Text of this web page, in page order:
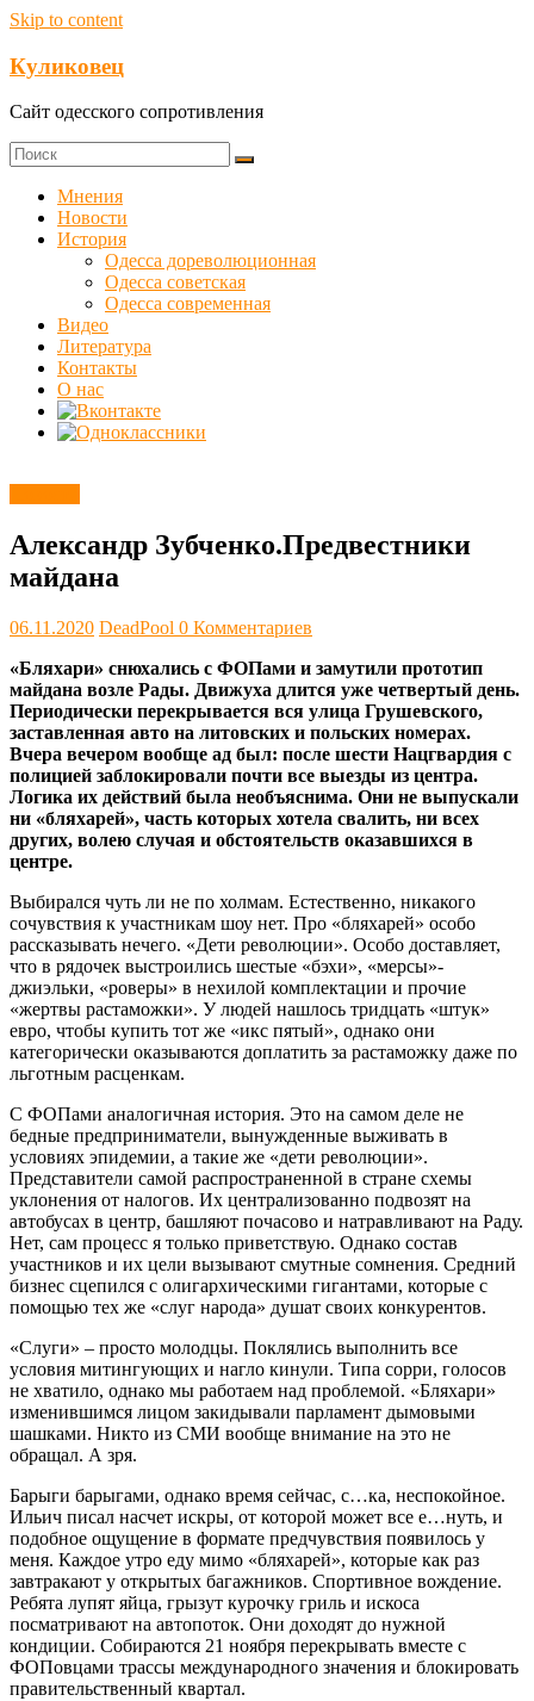
Skip to content
Куликовец
Сайт одесского сопротивления
Мнения
Новости
История
Одесса дореволюционная
Одесса советская
Одесса современная
Видео
Литература
Контакты
О нас
Александр Зубченко.Предвестники
майдана
06.11.2020 DeadPool 0 Комментариев
«Бляхари» снюхались с ФОПами и замутили прототип
майдана возле Рады. Движуха длится уже четвертый день.
Периодически перекрывается вся улица Грушевского,
заставленная авто на литовских и польских номерах.
Вчера вечером вообще ад был: после шести Нацгвардия с
полицией заблокировали почти все выезды из центра.
Логика их действий была необъяснима. Они не выпускали
ни «бляхарей», часть которых хотела свалить, ни всех
других, волею случая и обстоятельств оказавшихся в
центре.
Выбирался чуть ли не по холмам. Естественно, никакого
сочувствия к участникам шоу нет. Про «бляхарей» особо
рассказывать нечего. «Дети революции». Особо доставляет,
что в рядочек выстроились шестые «бэхи», «мерсы»-
джиэльки, «роверы» в нехилой комплектации и прочие
«жертвы растаможки». У людей нашлось тридцать «штук»
евро, чтобы купить тот же «икс пятый», однако они
категорически оказываются доплатить за растаможку даже по
льготным расценкам.
С ФОПами аналогичная история. Это на самом деле не
бедные предприниматели, вынужденные выживать в
условиях эпидемии, а такие же «дети революции».
Представители самой распространенной в стране схемы
уклонения от налогов. Их централизованно подвозят на
автобусах в центр, башляют почасово и натравливают на Раду.
Нет, сам процесс я только приветствую. Однако состав
участников и их цели вызывают смутные сомнения. Средний
бизнес сцепился с олигархическими гигантами, которые с
помощью тех же «слуг народа» душат своих конкурентов.
«Слуги» – просто молодцы. Поклялись выполнить все
условия митингующих и нагло кинули. Типа сорри, голосов
не хватило, однако мы работаем над проблемой. «Бляхари»
изменившимся лицом закидывали парламент дымовыми
шашками. Никто из СМИ вообще внимание на это не
обращал. А зря.
Барыги барыгами, однако время сейчас, с…ка, неспокойное.
Ильич писал насчет искры, от которой может все е…нуть, и
подобное ощущение в формате предчувствия появилось у
меня. Каждое утро еду мимо «бляхарей», которые как раз
завтракают у открытых багажников. Спортивное вождение.
Ребята лупят яйца, грызут курочку гриль и искоса
посматривают на автопоток. Они доходят до нужной
кондиции. Собираются 21 ноября перекрывать вместе с
ФОПовцами трассы международного значения и блокировать
правительственный квартал.